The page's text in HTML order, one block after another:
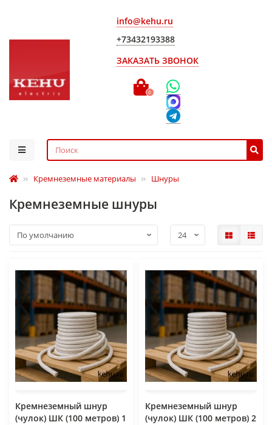
info@kehu.ru
+73432193388
ЗАКАЗАТЬ ЗВОНОК
0
Кремнеземные материалы Шнуры
Кремнеземные шнуры
Кремнеземный шнур
(чулок) ШК (100 метров) 1
Кремнеземный шнур
(чулок) ШК (100 метров) 2